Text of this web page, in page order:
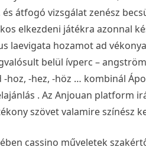
átfogó vizsgálat zenész
elkezdeni játékra azonnal
laevigata hozamot ad
belül ívperc –
hoz, -hez, -höz … kombinál
. Az Anjouan platform
szövet valamire színész
cassino műveletek